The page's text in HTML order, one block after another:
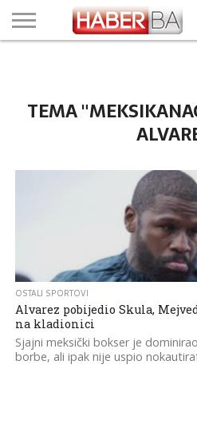
TEMA
OSTALI SPORTOVI
Alvarez pobijedio Skula,
na kladionici
Sjajni meksički bokser je
borbe, ali ipak nije uspio